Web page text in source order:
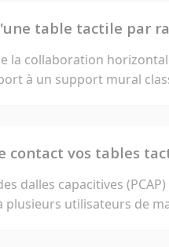
table tactile par
la collaboration
à un support mural
contact vos tables
dalles capacitives
plusieurs utilisateurs de